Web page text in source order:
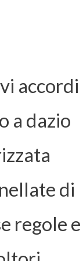
accordi
a dazio
di
regole e